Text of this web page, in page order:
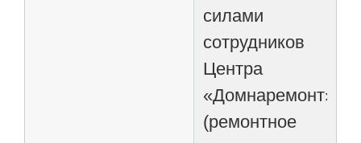
силами
сотрудников
Центра
«Домнаремонт»
(ремонтное